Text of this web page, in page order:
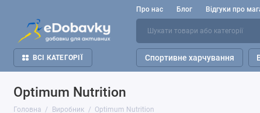
Про нас Блог Відгуки про
ВСІ КАТЕГОРІЇ Спортивне харчування
Optimum Nutrition
Головна Виробник Optimum Nutrition